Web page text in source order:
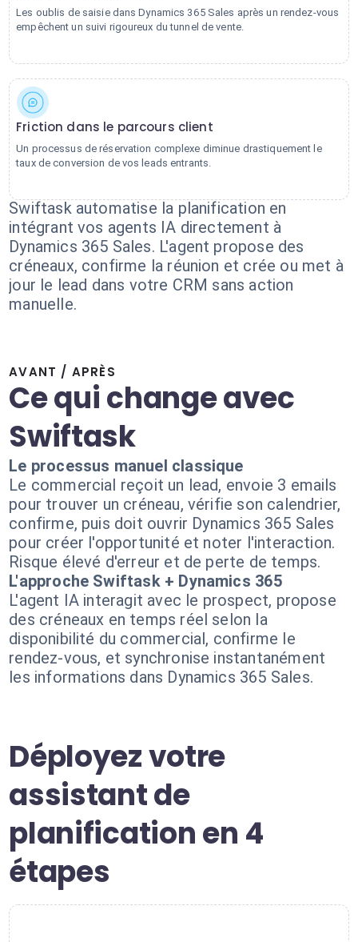
Les oublis de saisie dans Dynamics 365 Sales après un rendez-vous
empêchent un suivi rigoureux du tunnel de vente.
Friction dans le parcours client
Un processus de réservation complexe diminue drastiquement le
taux de conversion de vos leads entrants.
Swiftask automatise la planification en
intégrant vos agents IA directement à
Dynamics 365 Sales. L'agent propose des
créneaux, confirme la réunion et crée ou met à
jour le lead dans votre CRM sans action
manuelle.
AVANT / APRÈS
Ce qui change avec
Swiftask
Le processus manuel classique
Le commercial reçoit un lead, envoie 3 emails
pour trouver un créneau, vérifie son calendrier,
confirme, puis doit ouvrir Dynamics 365 Sales
pour créer l'opportunité et noter l'interaction.
Risque élevé d'erreur et de perte de temps.
L'approche Swiftask + Dynamics 365
L'agent IA interagit avec le prospect, propose
des créneaux en temps réel selon la
disponibilité du commercial, confirme le
rendez-vous, et synchronise instantanément
les informations dans Dynamics 365 Sales.
Déployez votre
assistant de
planification en 4
étapes